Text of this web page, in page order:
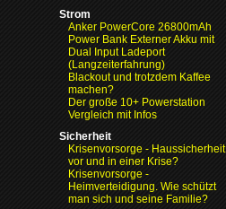
Strom
Anker PowerCore 26800mAh
Power Bank Externer Akku mit
Dual Input Ladeport
(Langzeiterfahrung)
Blackout und trotzdem Kaffee
machen?
Der große 10+ Powerstation
Vergleich mit Infos
Sicherheit
Krisenvorsorge - Haussicherheit
vor und in einer Krise?
Krisenvorsorge -
Heimverteidigung. Wie schützt
man sich und seine Familie?